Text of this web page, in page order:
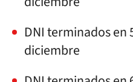
DNI terminados en
diciembre